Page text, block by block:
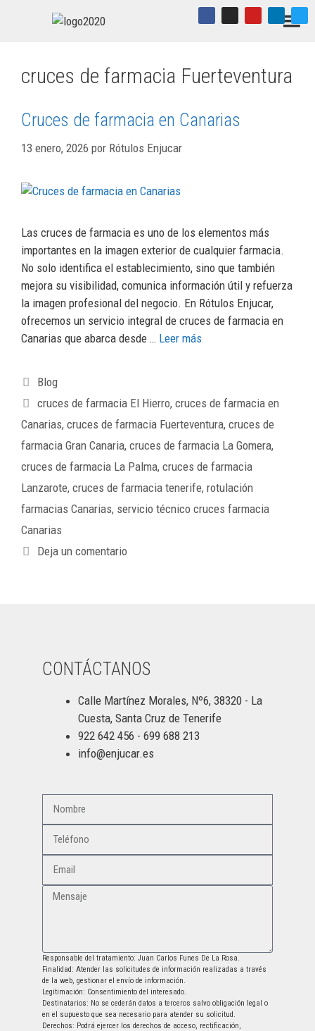
cruces de farmacia Fuerteventura
Cruces de farmacia en Canarias
13 enero, 2026 por Rótulos Enjucar
Las cruces de farmacia es uno de los elementos más
importantes en la imagen exterior de cualquier farmacia.
No solo identifica el establecimiento, sino que también
mejora su visibilidad, comunica información útil y refuerza
la imagen profesional del negocio. En Rótulos Enjucar,
ofrecemos un servicio integral de cruces de farmacia en
Canarias que abarca desde … Leer más
Blog
cruces de farmacia El Hierro,cruces de farmacia en
Canarias, cruces de farmacia Fuerteventura, cruces de
farmacia Gran Canaria, cruces de farmacia La Gomera,
cruces de farmacia La Palma, cruces de farmacia
Lanzarote, cruces de farmacia tenerife, rotulación
farmacias Canarias, servicio técnico cruces farmacia
Canarias
Deja un comentario
CONTÁCTANOS
Calle Martínez Morales, Nº6, 38320 - La
Cuesta, Santa Cruz de Tenerife
922 642 456 - 699 688 213
info@enjucar.es
Responsable del tratamiento: Juan Carlos Funes De La Rosa.
Finalidad: Atender las solicitudes de información realizadas a través
de la web, gestionar el envío de información.
Legitimación: Consentimiento del interesado.
Destinatarios: No se cederán datos a terceros salvo obligación legal o
en el supuesto que sea necesario para atender su solicitud.
Derechos: Podrá ejercer los derechos de acceso, rectificación,